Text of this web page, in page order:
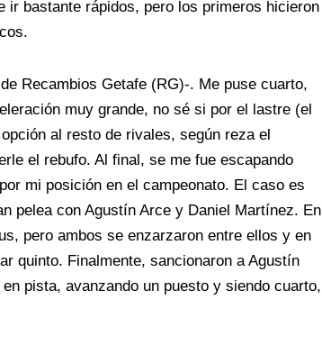
ir bastante rápidos, pero los primeros hicieron
Recambios Getafe (RG)-. Me puse cuarto,
muy grande, no sé si por el lastre (el
al resto de rivales, según reza el
el rebufo. Al final, se me fue escapando
mi posición en el campeonato. El caso es
pelea con Agustín Arce y Daniel Martínez. En
pero ambos se enzarzaron entre ellos y en
quinto. Finalmente, sancionaron a Agustín
en pista, avanzando un puesto y siendo cuarto,